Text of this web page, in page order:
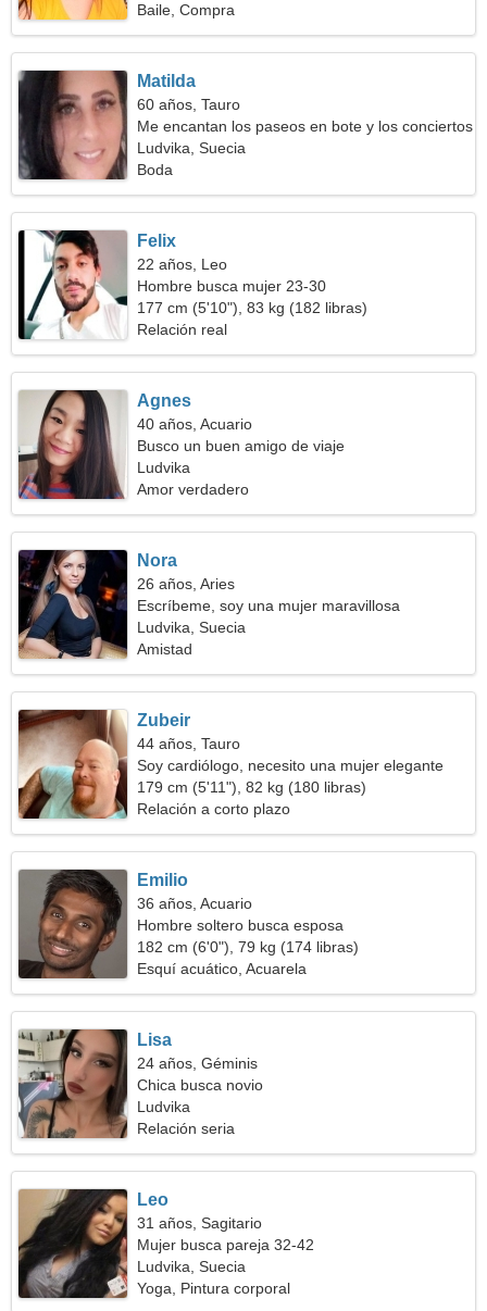
Baile, Compra
Matilda
60 años, Tauro
Me encantan los paseos en bote y los conciertos
Ludvika, Suecia
Boda
Felix
22 años, Leo
Hombre busca mujer 23-30
177 cm (5'10"), 83 kg (182 libras)
Relación real
Agnes
40 años, Acuario
Busco un buen amigo de viaje
Ludvika
Amor verdadero
Nora
26 años, Aries
Escríbeme, soy una mujer maravillosa
Ludvika, Suecia
Amistad
Zubeir
44 años, Tauro
Soy cardiólogo, necesito una mujer elegante
179 cm (5'11"), 82 kg (180 libras)
Relación a corto plazo
Emilio
36 años, Acuario
Hombre soltero busca esposa
182 cm (6'0"), 79 kg (174 libras)
Esquí acuático, Acuarela
Lisa
24 años, Géminis
Chica busca novio
Ludvika
Relación seria
Leo
31 años, Sagitario
Mujer busca pareja 32-42
Ludvika, Suecia
Yoga, Pintura corporal